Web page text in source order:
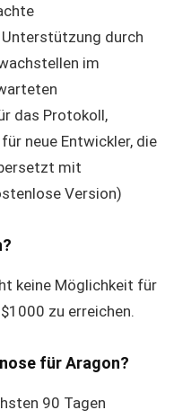
durch
im
das Protokoll,
neue Entwickler, die
mit
Version)
keine Möglichkeit für
zu erreichen.
für Aragon?
90 Tagen